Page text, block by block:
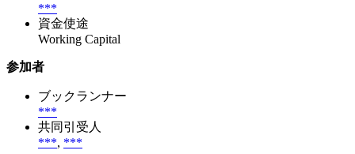
***
資金使途
Working Capital
参加者
ブックランナー
***
共同引受人
***, ***